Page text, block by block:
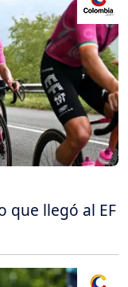
que llegó al EF